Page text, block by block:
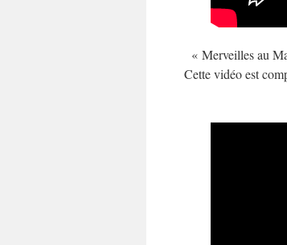
« Merveilles au
Cette vidéo est